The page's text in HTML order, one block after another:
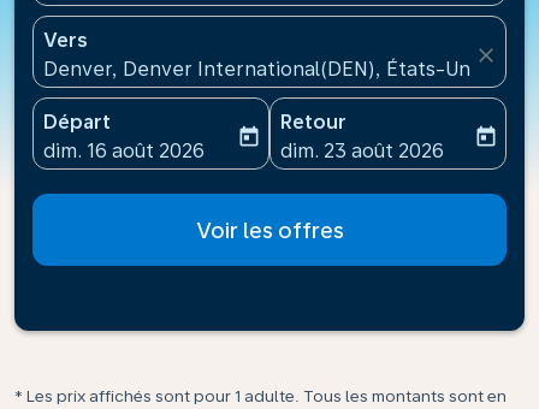
Vers
Denver, Denver International(DEN), États-Unis
close
Départ
fc-booking-departure-date-aria-label
dim. 16 août 2026
today
Retour
fc-booking-return-date-
dim. 23 août 2026
today
Voir les offres
* Les prix affichés sont pour 1 adulte. Tous les montants sont en